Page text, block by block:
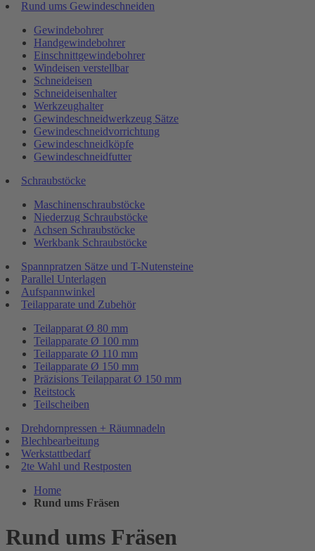
Rund ums Gewindeschneiden
Gewindebohrer
Handgewindebohrer
Einschnittgewindebohrer
Windeisen verstellbar
Schneideisen
Schneideisenhalter
Werkzeughalter
Gewindeschneidwerkzeug Sätze
Gewindeschneidvorrichtung
Gewindeschneidköpfe
Gewindeschneidfutter
Schraubstöcke
Maschinenschraubstöcke
Niederzug Schraubstöcke
Achsen Schraubstöcke
Werkbank Schraubstöcke
Spannpratzen Sätze und T-Nutensteine
Parallel Unterlagen
Aufspannwinkel
Teilapparate und Zubehör
Teilapparat Ø 80 mm
Teilapparate Ø 100 mm
Teilapparate Ø 110 mm
Teilapparate Ø 150 mm
Präzisions Teilapparat Ø 150 mm
Reitstock
Teilscheiben
Drehdornpressen + Räumnadeln
Blechbearbeitung
Werkstattbedarf
2te Wahl und Restposten
Home
Rund ums Fräsen
Rund ums Fräsen